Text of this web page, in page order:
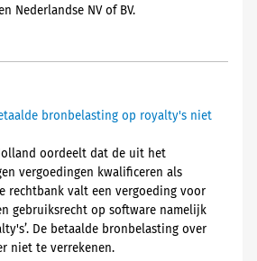
Nederlandse NV of BV.
bronbelasting op royalty's niet
oordeelt dat de uit het
vergoedingen kwalificeren als
rechtbank valt een vergoeding voor
gebruiksrecht op software namelijk
De betaalde bronbelasting over
niet te verrekenen.